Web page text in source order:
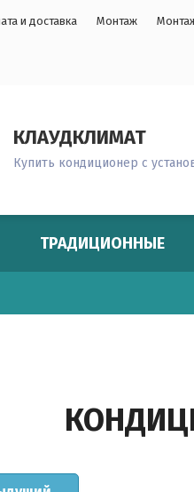
и доставка Монтаж
КЛАУДКЛИМАТ
Купить кондиционер с
ТРАДИЦИОННЫЕ